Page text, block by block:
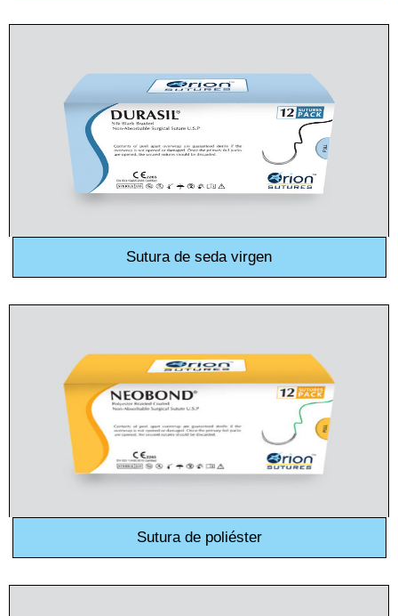
Nombre*
Sutura de seda virgen
Sutura de poliéster